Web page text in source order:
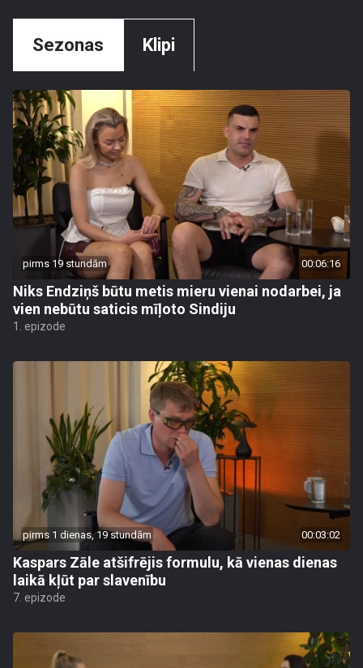
Sezonas Klipi
pirms 19 stundām 00:06:16
Niks Endziņš būtu metis mieru vienai nodarbei, ja
vien nebūtu saticis mīļoto Sindiju
1. epizode
pirms 1 dienas, 19 stundām 00:03:02
Kaspars Zāle atšifrējis formulu, kā vienas dienas
laikā kļūt par slavenību
7. epizode